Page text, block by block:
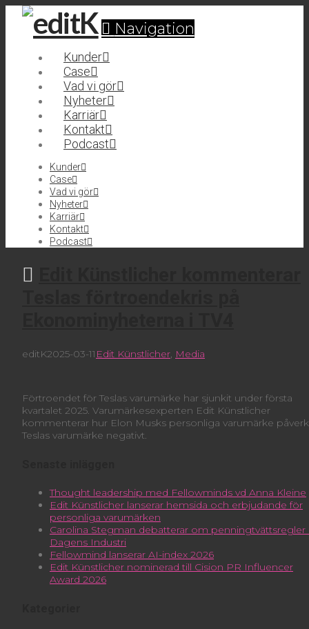
Navigation
Kunder
Case
Vad vi gör
Nyheter
Karriär
Kontakt
Podcast
Kunder
Case
Vad vi gör
Nyheter
Karriär
Kontakt
Podcast
editK2025-03-11 Edit Künstlicher, Media
Förtroendet för Teslas varumärke har sjunkit under första
kvartalet 2025. Varumärkesexperten Edit Künstlicher
kommenterar hur Elon Musks personliga varumärke
Teslas varumärke negativt.
Thought leadership med Fellowminds vd Anna Kleine
Edit Künstlicher lanserar hemsida och erbjudande för
personliga varumärken
Carolina Stegman debatterar om penningtvättsregler
Dagens Industri
Fellowmind lanserar AI-index 2026
Edit Künstlicher nominerad till Cision PR Influencer
Award 2026